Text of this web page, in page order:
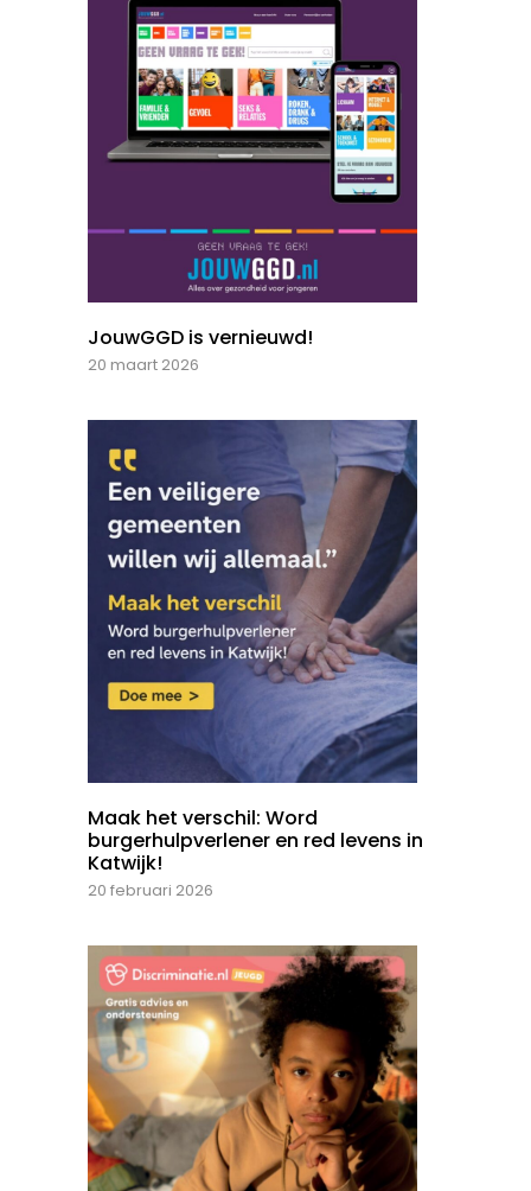
JouwGGD is vernieuwd!
20 maart 2026
Maak het verschil: Word
burgerhulpverlener en red levens in
Katwijk!
20 februari 2026